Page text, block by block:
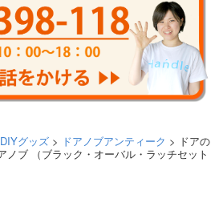
DIYグッズ > ドアノブアンティーク > ドアの
ノブ （ブラック・オーバル・ラッチセット